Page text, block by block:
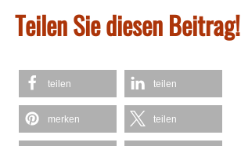
Teilen Sie diesen Beitrag!
teilen teilen
merken teilen